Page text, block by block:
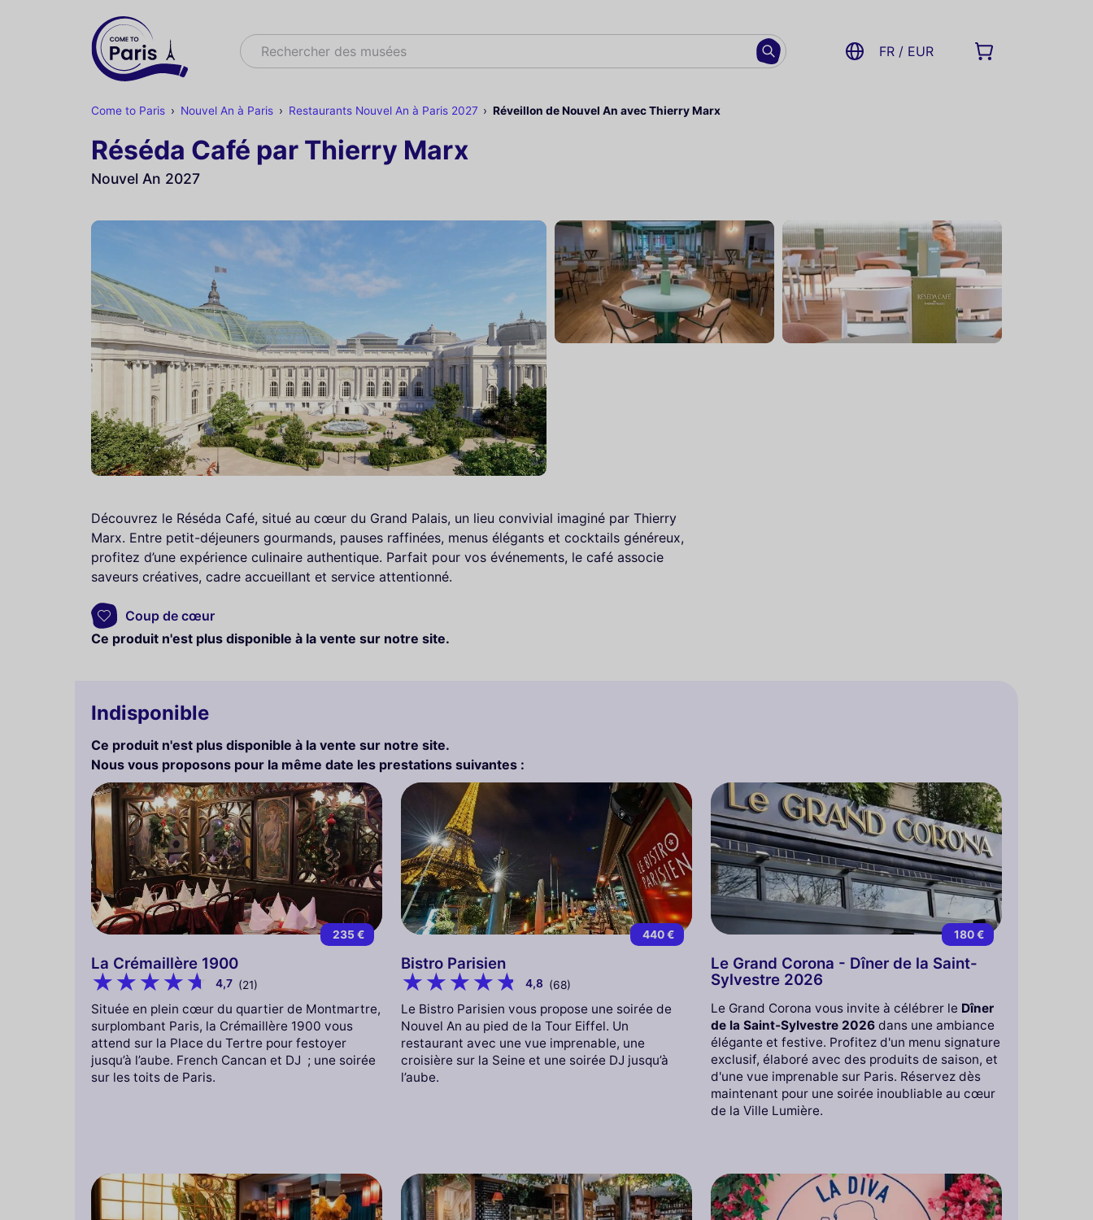
Rechercher
Rechercher des spect FR / EUR
Come to Paris Nouvel An à Paris Restaurants Nouvel An à Paris 2027 Réveillon de Nouvel An avec Thierry Marx
Réséda Café par Thierry Marx
Nouvel An 2027
Découvrez le Réséda Café, situé au cœur du Grand Palais, un lieu convivial imaginé par Thierry
Marx. Entre petit-déjeuners gourmands, pauses raffinées, menus élégants et cocktails généreux,
profitez d’une expérience culinaire authentique. Parfait pour vos événements, le café associe
saveurs créatives, cadre accueillant et service attentionné.
Coup de cœur
Ce produit n'est plus disponible à la vente sur notre site.
Indisponible
Ce produit n'est plus disponible à la vente sur notre site.
Nous vous proposons pour la même date les prestations suivantes :
235 €
La Crémaillère 1900
4,7 (21)
Située en plein cœur du quartier de Montmartre,
surplombant Paris, la Crémaillère 1900 vous
attend sur la Place du Tertre pour festoyer
jusqu’à l’aube. French Cancan et DJ ; une soirée
sur les toits de Paris.
440 €
Bistro Parisien
4,8 (68)
Le Bistro Parisien vous propose une soirée de
Nouvel An au pied de la Tour Eiffel. Un
restaurant avec une vue imprenable, une
croisière sur la Seine et une soirée DJ jusqu’à
l’aube.
180 €
Le Grand Corona - Dîner de la Saint-
Sylvestre 2026
Le Grand Corona vous invite à célébrer le Dîner
de la Saint-Sylvestre 2026dans une ambiance
élégante et festive. Profitez d'un menu signature
exclusif, élaboré avec des produits de saison, et
d'une vue imprenable sur Paris. Réservez dès
maintenant pour une soirée inoubliable au cœur
de la Ville Lumière.